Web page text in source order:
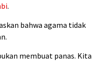
.
bahwa agama tidak
membuat panas. Kita